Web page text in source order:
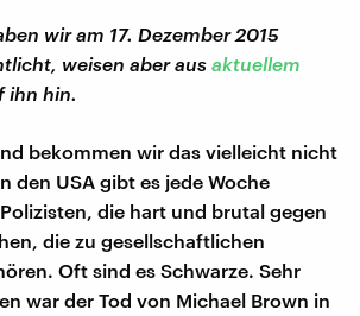
wir am 17. Dezember 2015
weisen aber aus aktuellem
ihn hin.
bekommen wir das vielleicht nicht
den USA gibt es jede Woche
die hart und brutal gegen
die zu gesellschaftlichen
Oft sind es Schwarze. Sehr
war der Tod von Michael Brown in